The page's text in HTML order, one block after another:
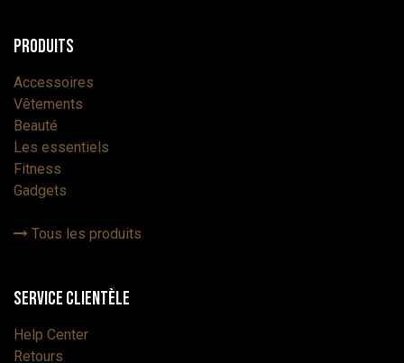
Produits
Accessoires
Vêtements
Beauté
Les essentiels
Fitness
Gadgets
Tous les produits
Service Clientèle
Help Center
Retours